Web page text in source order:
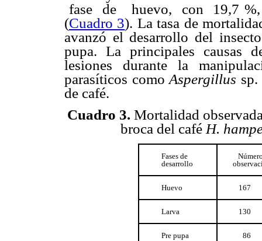
fase de huevo, con 19,7 %,
(Cuadro 3). La tasa de
avanzó el desarrollo del
pupa. La principales causas
lesiones durante la
parasíticos comoAspergillus
de café.
Cuadro 3. Mortalidad
broca del café H.
Fases de
desarrollo
Huevo 167
Larva 130
Pre pupa 86